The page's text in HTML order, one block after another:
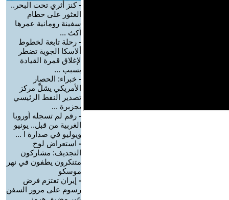
-كنز أثري تحت البحر..
العثور على حطام
سفينة رومانية عمرها
أكث ...
- رحلة تابعة لخطوط
ألاسكا الجوية تضطر
لإغلاق قمرة القيادة
بسبب ...
- خبراء: الحصار
الأمريكي يشلَّ مركز
تصدير النفط الرئيسي
بجزيرة ...
- رقم لم تسجله أوروبا
الغربية من قبل.. يونيو
ويوليو في صدارة ا ...
- استعراض لوح
التجديف: مشاركون
متنكرون يطفون في نهر
موسكو
- إيران تعتزم فرض
رسوم على مرور السفن